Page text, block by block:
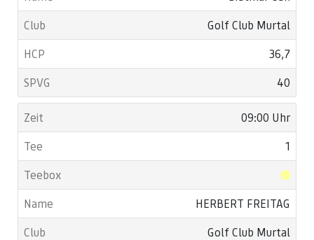
Golf Club Murtal
36,7
40
09:00 Uhr
1
HERBERT FREITAG
Golf Club Murtal